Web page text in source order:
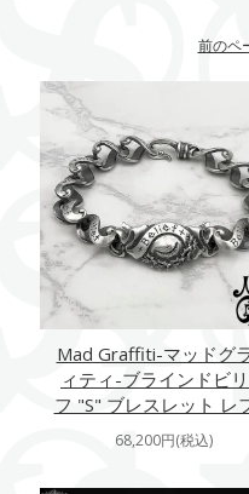
前のペ
Mad Graffiti-マッドグ
ィティ-ブラインドビ
フ "S" ブレスレット レ
68,200円(税込)